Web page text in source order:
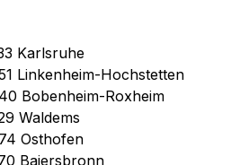
Karlsruhe
Linkenheim-Hochstetten
Bobenheim-Roxheim
Waldems
Osthofen
Baiersbronn